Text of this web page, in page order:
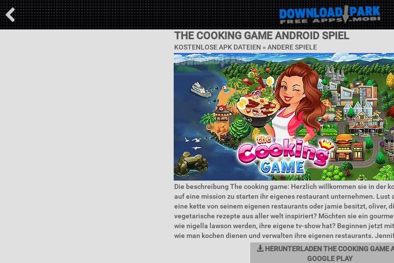
THE COOKING GAME ANDROID SPIEL
KOSTENLOSE APK DATEIEN » ANDERE SPIELE
Die beschreibung The cooking game: Herzlich willkommen sie in der
auf eine mission zu starten ihr eigenes restaurant unternehmen. Lust
eine kette von seinem eigenen restaurants oder jamie besitzt, oliver,
vegetarische rezepte aus aller welt inspiriert? Möchten sie ein
wie nigella lawson werden, ihre eigene tv-show hat? Beginnen jetzt
wie man kochen dienen und verwalten ihre eigenen restaurants.
HERUNTERLADEN THE COOKING GAME
GOOGLE PLAY